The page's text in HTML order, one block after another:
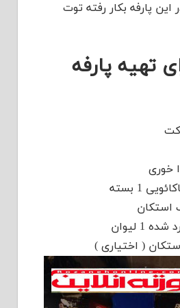
پارفه بکار رفته توت
تهیه پارفه
1 بسته
استکان
لیوان
( اختیاری )